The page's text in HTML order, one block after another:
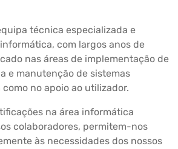
técnica especializada e
com largos anos de
nas áreas de implementação de
e manutenção de sistemas
no apoio ao utilizador.
na área informática
colaboradores, permitem-nos
às necessidades dos nossos